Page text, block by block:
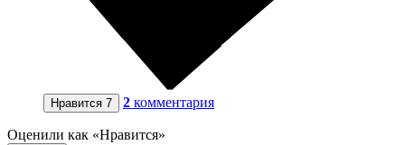
Нравится 7 2 комментария
Оценили как «Нравится»